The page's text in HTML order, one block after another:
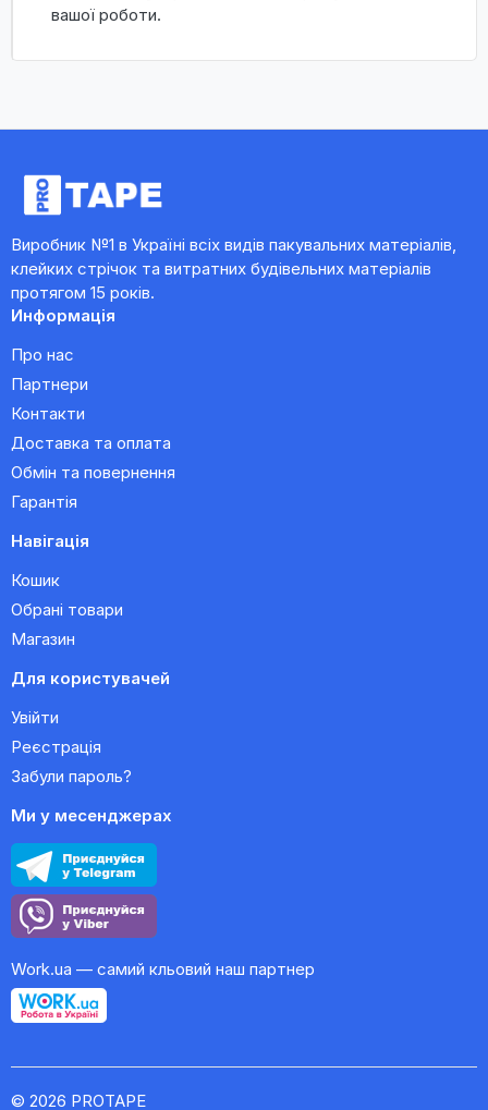
вашої роботи.
Виробник №1 в Україні всіх видів пакувальних матеріалів,
клейких стрічок та витратних будівельних матеріалів
протягом 15 років.
Информація
Про нас
Партнери
Контакти
Доставка та оплата
Обмін та повернення
Гарантія
Навігація
Кошик
Обрані товари
Магазин
Для користувачей
Увійти
Реєстрація
Забули пароль?
Ми у месенджерах
Work.ua — самий кльовий наш партнер
© 2026 PROTAPE